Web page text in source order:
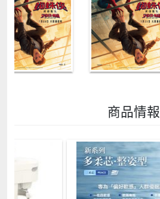
商品情報